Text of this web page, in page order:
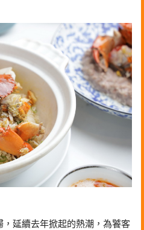
延續去年掀起的熱潮，為饕客